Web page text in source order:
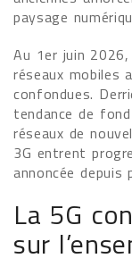
paysage
Au 1er juin
réseaux mobiles
confondues.
tendance de
réseaux de
3G entrent
annoncée depuis
La 5G
sur